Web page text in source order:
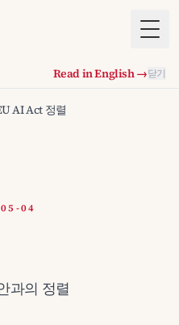
Read in English →닫기
AI Act 정렬
05-04
과의 정렬